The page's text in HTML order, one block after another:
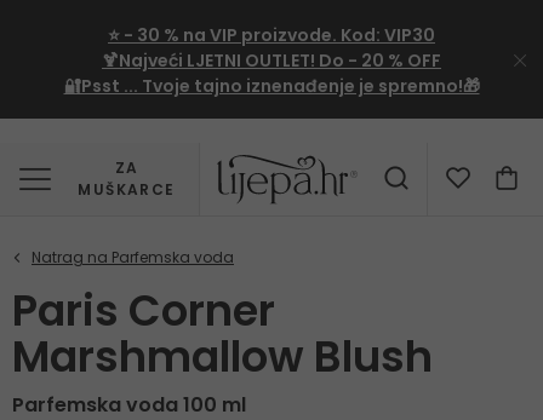
⭐ - 30 % na VIP proizvode. Kod: VIP30
🍹Najveći LJETNI OUTLET! Do - 20 % OFF
🔐Psst ... Tvoje tajno iznenađenje je spremno!🎁
ZA
MUŠKARCE
Paris Corner
Marshmallow Blush
Parfemska voda 100 ml